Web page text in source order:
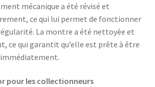
mécanique a été révisé et
ce qui lui permet de fonctionner
La montre a été nettoyée et
ce qui garantit qu’elle est prête à être
pour les collectionneurs